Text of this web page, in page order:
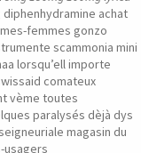
diphenhydramine achat
femmes gonzo
scammonia mini
lorsqu’ell importe
comateux
vème toutes
paralysés dèjà dys
magasin du
usagers